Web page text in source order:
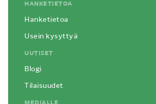
HANKETIETOA
Hanketietoa
Usein kysyttyä
UUTISET
Blogi
Tilaisuudet